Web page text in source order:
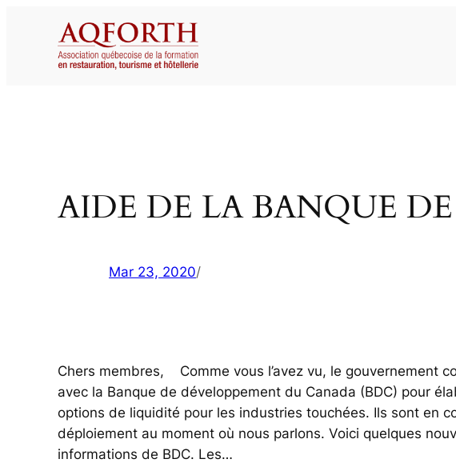
AIDE DE LA BANQUE
Mar 23, 2020/
Chers membres, Comme vous l’avez vu, le gouvernement
avec la Banque de développement du Canada (BDC) pour
options de liquidité pour les industries touchées. Ils sont en
déploiement au moment où nous parlons. Voici quelques
informations de BDC. Les…